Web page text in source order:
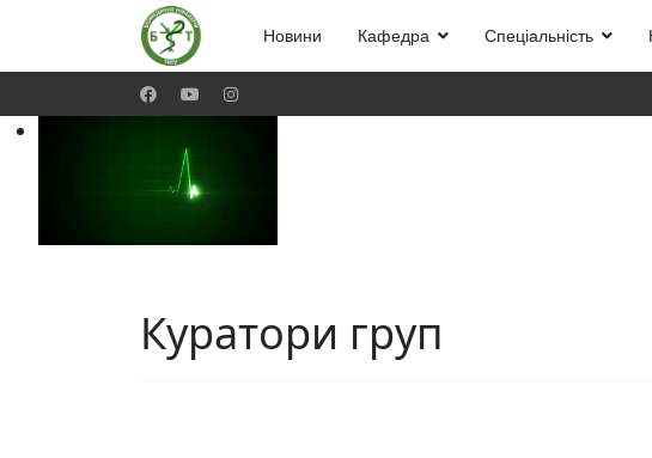
Новини Кафедра Спеціальність
Куратори груп